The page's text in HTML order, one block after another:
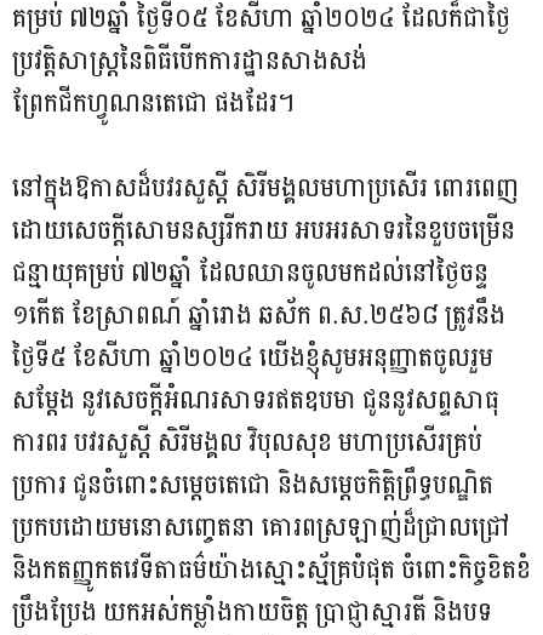
គម្រប់ ៧២ឆ្នាំ ថ្ងៃទី០៥ ខែសីហា ឆ្នាំ២០២៤ ដែលក៏ជាថ្ងៃ
ប្រវត្តិសាស្រ្តនៃពិធីបើកការដ្ឋានសាងសង់
ព្រែកជីកហ្វូណនតេជោ ផងដែរ។
នៅក្នុងឱកាសដ៏បវរសួស្តី សិរីមង្គលមហាប្រសើរ ពោរពេញ
ដោយសេចក្តីសោមនស្សរីករាយ អបអរសាទរនៃខួបចម្រើន
ជន្មាយុគម្រប់ ៧២ឆ្នាំ ដែលឈានចូលមកដល់នៅថ្ងៃចន្ទ
១កើត ខែស្រាពណ៍ ឆ្នាំរោង ឆស័ក ព.ស.២៥៦៨ ត្រូវនឹង
ថ្ងៃទី៥ ខែសីហា ឆ្នាំ២០២៤ យើងខ្ញុំសូមអនុញ្ញាតចូលរួម
សម្តែង នូវសេចក្តីអំណរសាទរឥតឧបមា ជូននូវសព្ទសាធុ
ការពរ បវរសួស្តី សិរីមង្គល វិបុលសុខ មហាប្រសើរគ្រប់
ប្រការ ជូនចំពោះសម្តេចតេជោ និងសម្តេចកិត្តិព្រឹទ្ធបណ្ឌិត
ប្រកបដោយមនោសញ្ចេតនា គោរពស្រឡាញ់ដ៏ជ្រាលជ្រៅ
និងកតញ្ញូកតវេទីតាធម៌យ៉ាងស្មោះស្ម័គ្របំផុត ចំពោះកិច្ចខិតខំ
ប្រឹងប្រែង យកអស់កម្លាំងកាយចិត្ត ប្រាជ្ញាស្មារតី និងបទ